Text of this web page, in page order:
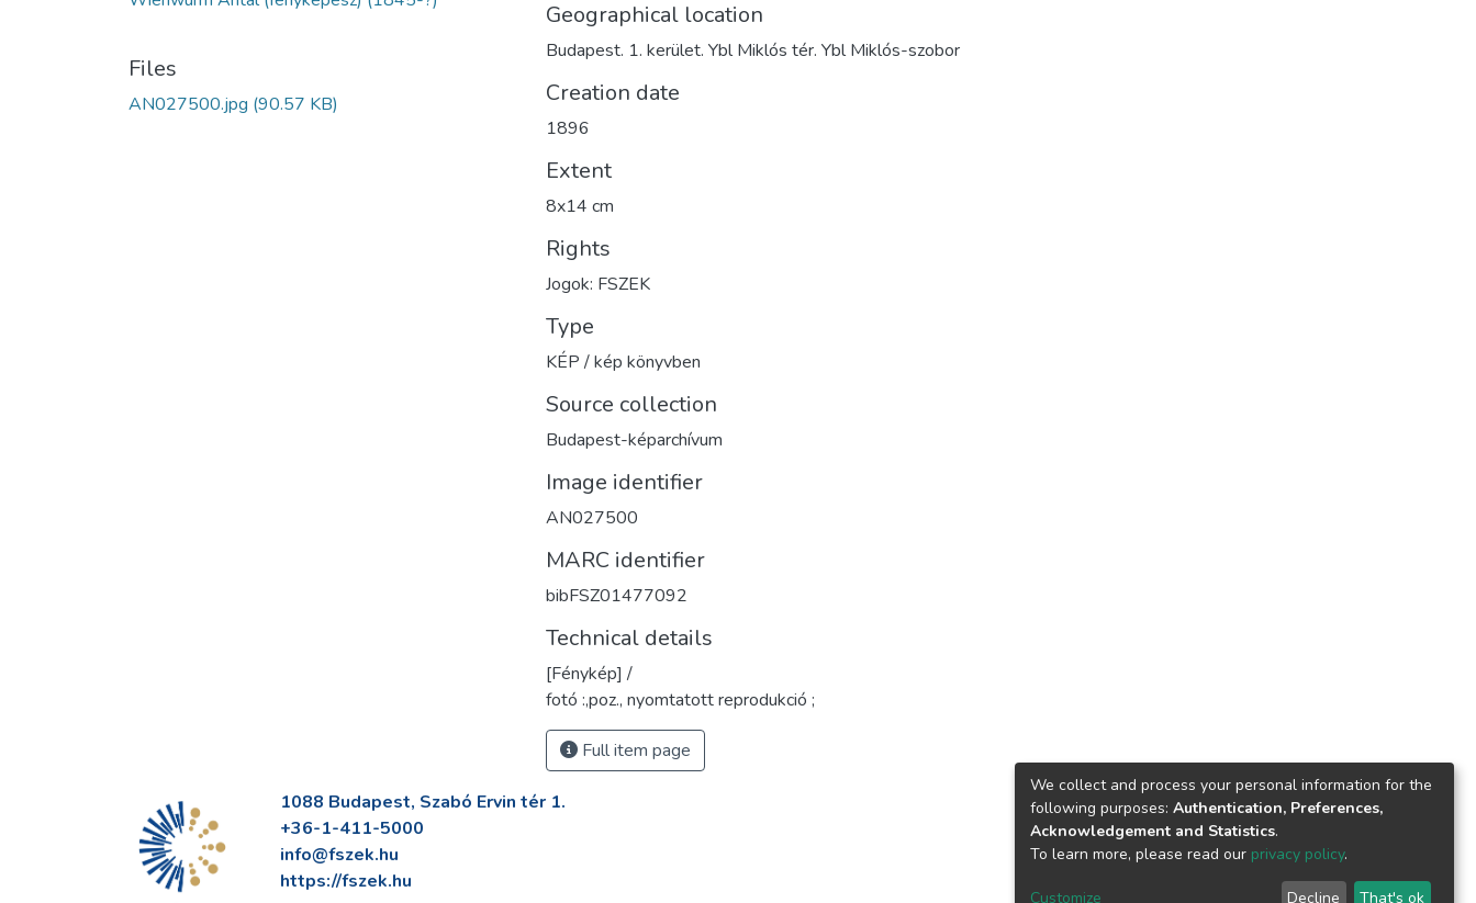
Files
AN027500.jpg (90.57 KB)
Geographical location
Budapest. 1. kerület. Ybl Miklós tér. Ybl Miklós-szobor
Creation date
1896
Extent
8x14 cm
Rights
Jogok: FSZEK
Type
KÉP / kép könyvben
Source collection
Budapest-képarchívum
Image identifier
AN027500
MARC identifier
bibFSZ01477092
Technical details
[Fénykép] /
fotó :,poz., nyomtatott reprodukció ;
Full item page
1088 Budapest, Szabó Ervin tér 1.
+36-1-411-5000
info@fszek.hu
https://fszek.hu
We collect and process your personal information for the
following purposes: Authentication, Preferences,
Acknowledgement and Statistics.
To learn more, please read our privacy policy.
Customize Decline That's ok